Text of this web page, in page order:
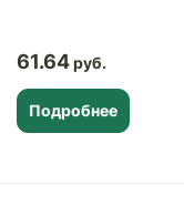
61.64
Подробнее